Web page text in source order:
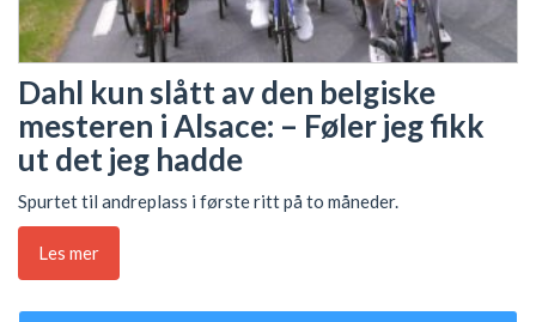
Dahl kun slått av den belgiske
mesteren i Alsace: – Føler jeg fikk
ut det jeg hadde
Spurtet til andreplass i første ritt på to måneder.
Les mer